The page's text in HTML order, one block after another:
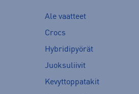
Ale vaatteet
Crocs
Hybridipyörät
Juoksuliivit
Kevyttoppatakit